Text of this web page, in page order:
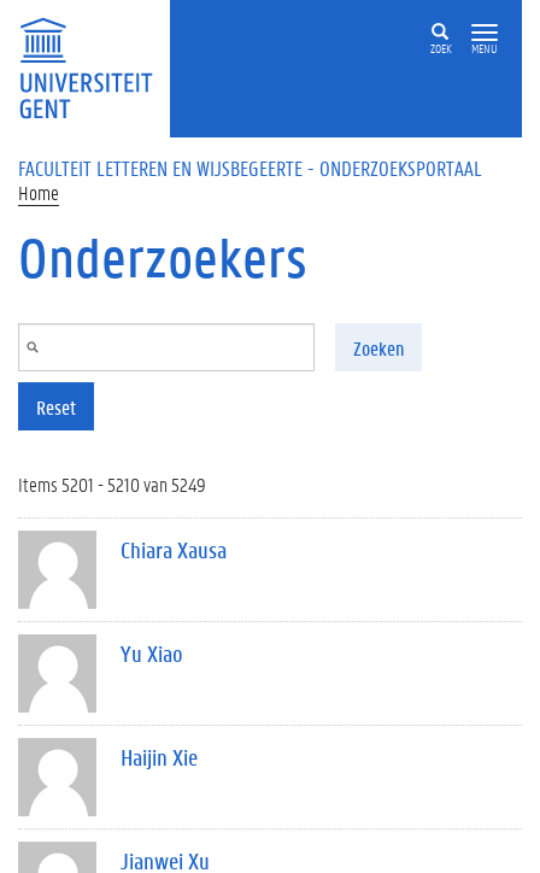
Overslaan en naar de inhoud gaan
ZOEK MENU
FACULTEIT LETTEREN EN WIJSBEGEERTE - ONDERZOEKSPORTAAL
Home
Onderzoekers
Zoeken
Reset
Items 5201 - 5210 van 5249
Chiara Xausa
Yu Xiao
Haijin Xie
Jianwei Xu